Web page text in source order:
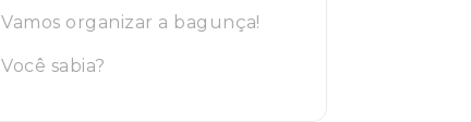
Vamos organizar a bagunça!
Você sabia?